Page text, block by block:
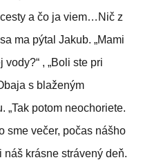
a čo ja viem…Nič z
ma pýtal Jakub. „Mami
, „Boli ste pri
s blaženým
„Tak potom neochoriete.
sme večer, počas nášho
krásne strávený deň.